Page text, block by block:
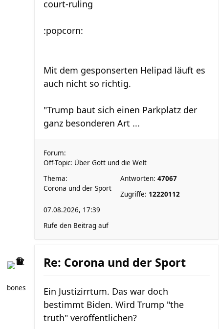
court-ruling
:popcorn:
Mit dem gesponserten Helipad läuft es
auch nicht so richtig.
"Trump baut sich einen Parkplatz der
ganz besonderen Art ...
Forum:
Off-Topic: Über Gott und die Welt
Thema:
Corona und der Sport
Antworten: 47067
Zugriffe: 12220112
07.08.2026, 17:39
Rufe den Beitrag auf
bones
Re: Corona und der Sport
Ein Justizirrtum. Das war doch
bestimmt Biden. Wird Trump "the
truth" veröffentlichen?